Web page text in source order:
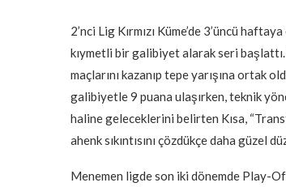
2’nci Lig Kırmızı Küme’de 3’üncü
kıymetli bir galibiyet alarak seri
maçlarını kazanıp tepe yarışına ortak
galibiyetle 9 puana ulaşırken, teknik
haline geleceklerini belirten Kısa,
ahenk sıkıntısını çözdükçe daha güzel
Menemen ligde son iki dönemde Play-